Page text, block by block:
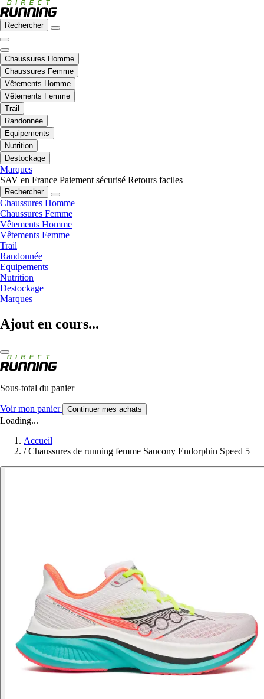
Rechercher
Chaussures Homme
Chaussures Femme
Vêtements Homme
Vêtements Femme
Trail
Randonnée
Equipements
Nutrition
Destockage
Marques
SAV en France Paiement sécurisé Retours faciles
Rechercher
Chaussures Homme
Chaussures Femme
Vêtements Homme
Vêtements Femme
Trail
Randonnée
Equipements
Nutrition
Destockage
Marques
Ajout en cours...
Sous-total du panier
Voir mon panier Continuer mes achats
Loading...
Accueil
/ Chaussures de running femme Saucony Endorphin Speed 5